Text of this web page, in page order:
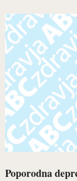
Poporodna